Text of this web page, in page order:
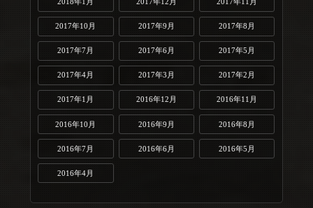
2017年10月 2017年9月 2017年8月
2017年7月 2017年6月 2017年5月
2017年4月 2017年3月 2017年2月
2017年1月 2016年12月 2016年11月
2016年10月 2016年9月 2016年8月
2016年7月 2016年6月 2016年5月
2016年4月